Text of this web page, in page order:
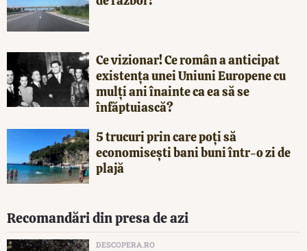
Ce vizionar! Ce român a anticipat
existența unei Uniuni Europene cu
mulți ani înainte ca ea să se
înfăptuiască?
5 trucuri prin care poți să
economisești bani buni într-o zi de
plajă
Recomandări din presa de azi
DESCOPERA.RO